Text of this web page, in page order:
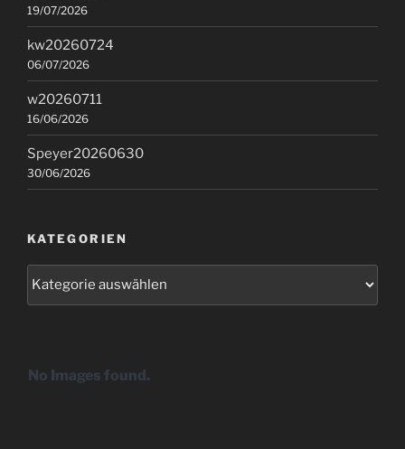
19/07/2026
kw20260724
06/07/2026
w20260711
16/06/2026
Speyer20260630
30/06/2026
KATEGORIEN
No Images found.